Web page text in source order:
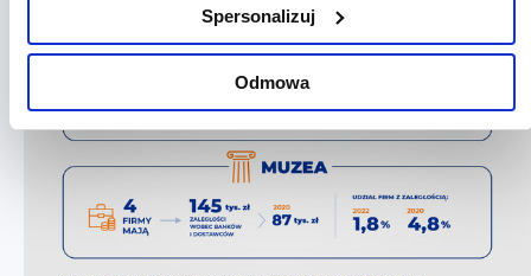
Spersonalizuj
Odmowa